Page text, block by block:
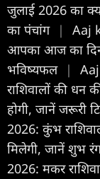
जुलाई 2026 का
का पंचांग |
Aaj
आपका आज का
भविष्यफल |
राशिवालों की धन
होगी, जानें जरूरी
2026: कुंभ
मिलेगी, जानें शुभ
2026: मकर